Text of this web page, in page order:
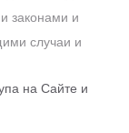
законами и
случаи и
на Сайте и